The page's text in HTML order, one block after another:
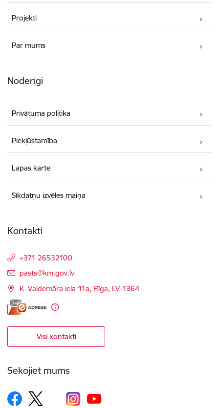
Projekti
Par mums
Noderīgi
Privātuma politika
Piekļūstamība
Lapas karte
Sīkdatņu izvēles maiņa
Kontakti
+371 26532100
E-pasts:
pasts@km.gov.lv
K. Valdemāra iela 11a, Rīga, LV-1364
Visi kontakti
Sekojiet mums